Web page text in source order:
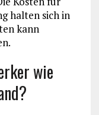
halten sich in
kann
wie